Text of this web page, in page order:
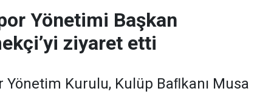
Yönetimi Başkan
ziyaret etti
Yönetim Kurulu, Kulüp Baﬂkanı Musa